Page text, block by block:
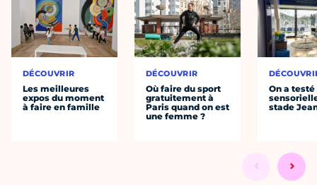
DÉCOUVRIR
Les meilleures
expos du moment
à faire en famille
DÉCOUVRIR
Où faire du sport
gratuitement à
Paris quand on est
une femme ?
On a
stade